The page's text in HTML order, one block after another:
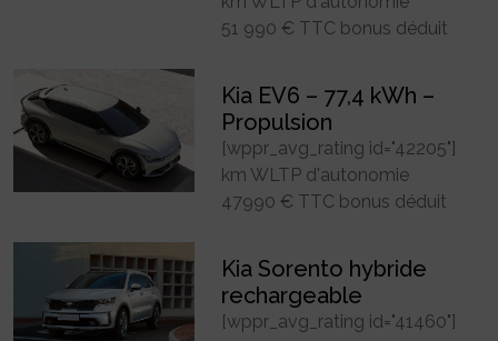
51 990 € TTC bonus déduit
Kia EV6 – 77,4 kWh –
Propulsion
[wppr_avg_rating id="42205"]
km WLTP d'autonomie
47990 € TTC bonus déduit
Kia Sorento hybride
rechargeable
[wppr_avg_rating id="41460"]